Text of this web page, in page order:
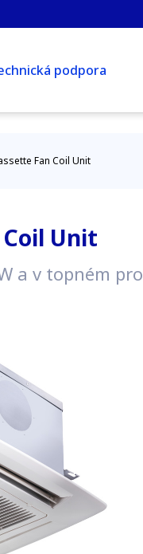
podpora
Fan Coil Unit
Unit
a v topném